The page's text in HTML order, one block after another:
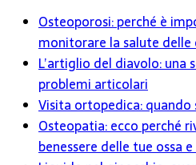
Osteoporosi: perché è
monitorare la salute delle
L’artiglio del diavolo: una
problemi articolari
Visita ortopedica: quando
Osteopatia: ecco perché
benessere delle tue ossa